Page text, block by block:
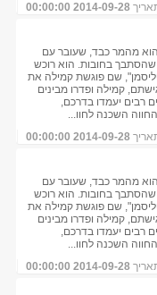
2014-09-28 00:00:00
מהמר כבד, שעובר עם
בחובות. הוא רוכש
שם פוגשת קמילה את
קמילה ופדרו מבינים
רבים יעמדו בדרכם,
השכנה לחוו...
2014-09-28 00:00:00
מהמר כבד, שעובר עם
בחובות. הוא רוכש
שם פוגשת קמילה את
קמילה ופדרו מבינים
רבים יעמדו בדרכם,
השכנה לחוו...
2014-09-28 00:00:00